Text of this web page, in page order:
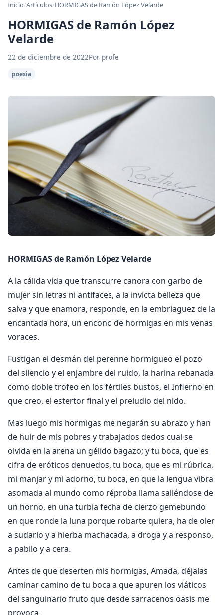
Inicio/Artículos/HORMIGAS de Ramón López Velarde
HORMIGAS de Ramón López
Velarde
22 de diciembre de 2022Por profe
poesia
HORMIGAS de Ramón López Velarde
A la cálida vida que transcurre canora con garbo de
mujer sin letras ni antifaces, a la invicta belleza que
salva y que enamora, responde, en la embriaguez de la
encantada hora, un encono de hormigas en mis venas
voraces.
Fustigan el desmán del perenne hormigueo el pozo
del silencio y el enjambre del ruido, la harina rebanada
como doble trofeo en los fértiles bustos, el Infierno en
que creo, el estertor final y el preludio del nido.
Mas luego mis hormigas me negarán su abrazo y han
de huir de mis pobres y trabajados dedos cual se
olvida en la arena un gélido bagazo; y tu boca, que es
cifra de eróticos denuedos, tu boca, que es mi rúbrica,
mi manjar y mi adorno, tu boca, en que la lengua vibra
asomada al mundo como réproba llama saliéndose de
un horno, en una turbia fecha de cierzo gemebundo
en que ronde la luna porque robarte quiera, ha de oler
a sudario y a hierba machacada, a droga y a responso,
a pabilo y a cera.
Antes de que deserten mis hormigas, Amada, déjalas
caminar camino de tu boca a que apuren los viáticos
del sanguinario fruto que desde sarracenos oasis me
provoca.